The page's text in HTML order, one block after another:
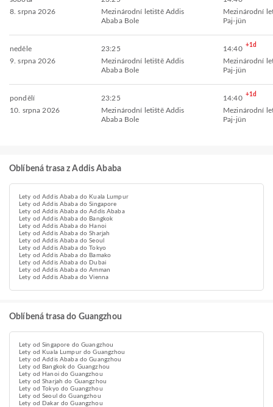
8. srpna 2026
Mezinárodní letiště Addis
Ababa Bole
Mezinárodní
Paj-jün
neděle
9. srpna 2026
23:25
Mezinárodní letiště Addis
Ababa Bole
14:40 +1d
Mezinárodní
Paj-jün
pondělí
10. srpna 2026
23:25
Mezinárodní letiště Addis
Ababa Bole
14:40 +1d
Mezinárodní
Paj-jün
Oblíbená trasa z Addis Ababa
Lety od Addis Ababa do Kuala Lumpur
Lety od Addis Ababa do Singapore
Lety od Addis Ababa do Addis Ababa
Lety od Addis Ababa do Bangkok
Lety od Addis Ababa do Hanoi
Lety od Addis Ababa do Sharjah
Lety od Addis Ababa do Seoul
Lety od Addis Ababa do Tokyo
Lety od Addis Ababa do Bamako
Lety od Addis Ababa do Dubai
Lety od Addis Ababa do Amman
Lety od Addis Ababa do Vienna
Oblíbená trasa do Guangzhou
Lety od Singapore do Guangzhou
Lety od Kuala Lumpur do Guangzhou
Lety od Addis Ababa do Guangzhou
Lety od Bangkok do Guangzhou
Lety od Hanoi do Guangzhou
Lety od Sharjah do Guangzhou
Lety od Tokyo do Guangzhou
Lety od Seoul do Guangzhou
Lety od Dakar do Guangzhou